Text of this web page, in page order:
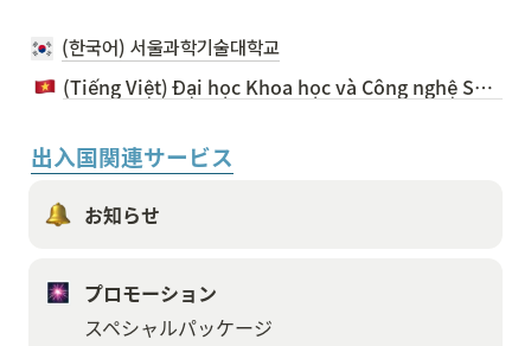
(한국어) 서울과학기술대학교
(Tiếng Việt) Đại học Khoa học và Công nghệ Seoul
出入国関連サービス
お知らせ
プロモーション
スペシャルパッケージ